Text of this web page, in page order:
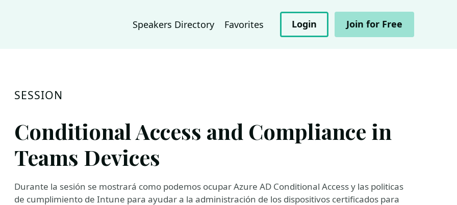
Speakers Directory Favorites Login Join for Free
SESSION
Conditional Access and Compliance in
Teams Devices
Durante la sesión se mostrará como podemos ocupar Azure AD Conditional Access y las politicas
de cumplimiento de Intune para ayudar a la administración de los dispositivos certificados para